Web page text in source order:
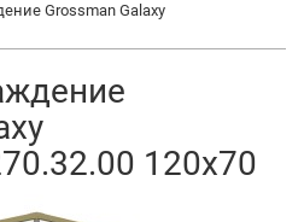
Grossman Galaxy
120x70